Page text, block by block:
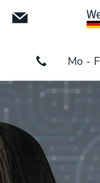
Mo -